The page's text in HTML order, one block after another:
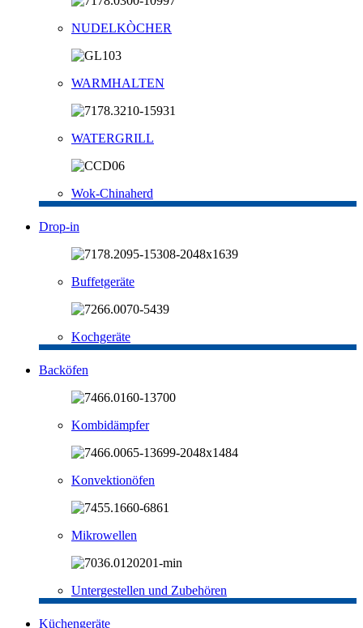
NUDELKÒCHER
WARMHALTEN
WATERGRILL
Wok-Chinaherd
Drop-in
Buffetgeräte
Kochgeräte
Backöfen
Kombidämpfer
Konvektionöfen
Mikrowellen
Untergestellen und Zubehören
Küchengeräte